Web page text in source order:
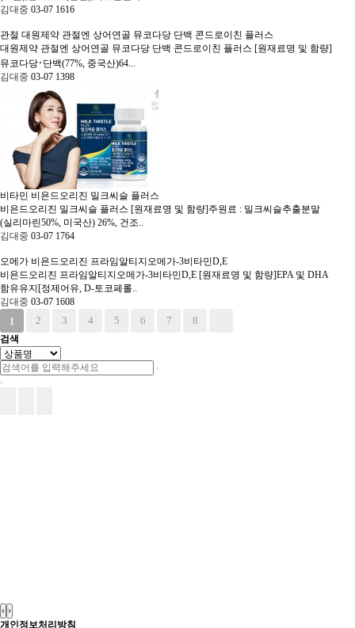
김대중 03-07 1616
관절 대원제약 관절엔 상어연골 뮤코다당 단백 콘드로이친 플러스
대원제약 관절엔 상어연골 뮤코다당 단백 콘드로이친 플러스 [원재료명 및 함량]
뮤코다당･단백(77%, 중국산)64...
김대중 03-07 1398
비타민 비욘드오리진 밀크씨슬 플러스
비욘드오리진 밀크씨슬 플러스 [원재료명 및 함량]주원료 : 밀크씨슬추출분말
(실리마린50%, 미국산) 26%, 건조..
김대중 03-07 1764
오메가 비욘드오리진 프라임알티지오메가-3비타민D,E
비욘드오리진 프라임알티지오메가-3비타민D,E [원재료명 및 함량]EPA 및 DHA
함유유지[정제어유, D-토코페롤..
김대중 03-07 1608
1
2 3 4 5 6 7 8
검색
‹ ›
개인정보처리방침